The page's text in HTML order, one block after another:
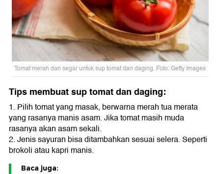
Tomat merah dan segar untuk sup tomat dan daging. Foto: Getty Images
Tips membuat sup tomat dan daging:
1. Pilih tomat yang masak, berwarna merah tua merata
yang rasanya manis asam. Jika tomat masih muda
rasanya akan asam sekali.
2. Jenis sayuran bisa ditambahkan sesuai selera. Seperti
brokoli atau kapri manis.
Baca juga: